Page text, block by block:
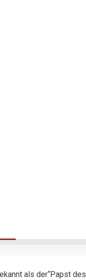
als der“Papst des